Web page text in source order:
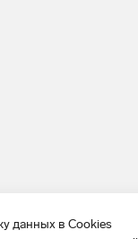
данных в Cookies